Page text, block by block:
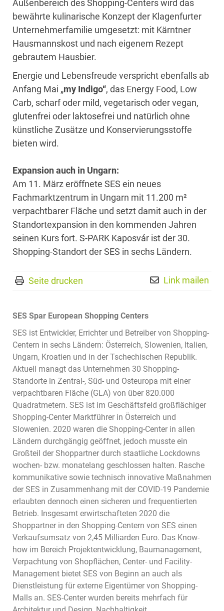
Außenbereich des Shopping-Centers wird das
bewährte kulinarische Konzept der Klagenfurter
Unternehmerfamilie umgesetzt: mit Kärntner
Hausmannskost und nach eigenem Rezept
gebrautem Hausbier.
Energie und Lebensfreude verspricht ebenfalls ab
Anfang Mai „my Indigo“, das Energy Food, Low
Carb, scharf oder mild, vegetarisch oder vegan,
glutenfrei oder laktosefrei und natürlich ohne
künstliche Zusätze und Konservierungsstoffe
bieten wird.
Expansion auch in Ungarn:
Am 11. März eröffnete SES ein neues
Fachmarktzentrum in Ungarn mit 11.200 m²
verpachtbarer Fläche und setzt damit auch in der
Standortexpansion in den kommenden Jahren
seinen Kurs fort. S-PARK Kaposvár ist der 30.
Shopping-Standort der SES in sechs Ländern.
Seite drucken Link mailen
SES Spar European Shopping Centers
SES ist Entwickler, Errichter und Betreiber von Shopping-
Centern in sechs Ländern: Österreich, Slowenien, Italien,
Ungarn, Kroatien und in der Tschechischen Republik.
Aktuell managt das Unternehmen 30 Shopping-
Standorte in Zentral-, Süd- und Osteuropa mit einer
verpachtbaren Fläche (GLA) von über 820.000
Quadratmetern. SES ist im Geschäftsfeld großflächiger
Shopping-Center Marktführer in Österreich und
Slowenien. 2020 waren die Shopping-Center in allen
Ländern durchgängig geöffnet, jedoch musste ein
Großteil der Shoppartner durch staatliche Lockdowns
wochen- bzw. monatelang geschlossen halten. Rasche
kommunikative sowie technisch innovative Maßnahmen
der SES in Zusammenhang mit der COVID-19 Pandemie
erlaubten dennoch einen sicheren und frequentierten
Betrieb. Insgesamt erwirtschafteten 2020 die
Shoppartner in den Shopping-Centern von SES einen
Verkaufsumsatz von 2,45 Milliarden Euro. Das Know-
how im Bereich Projektentwicklung, Baumanagement,
Verpachtung von Shopflächen, Center- und Facility-
Management bietet SES von Beginn an auch als
Dienstleistung für externe Eigentümer von Shopping-
Malls an. SES-Center wurden bereits mehrfach für